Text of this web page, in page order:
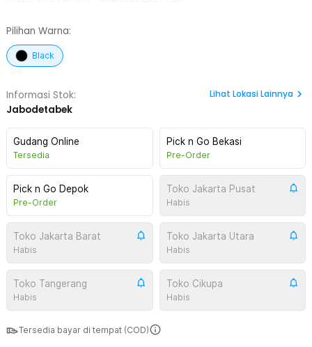
Pilihan Warna:
Black
Informasi Stok:
Jabodetabek
Lihat Lokasi Lainnya
Gudang Online
Tersedia
Pick n Go Bekasi
Pre-Order
Pick n Go Depok
Pre-Order
Toko Jakarta Pusat
Habis
Toko Jakarta Barat
Habis
Toko Jakarta Utara
Habis
Toko Tangerang
Habis
Toko Cikupa
Habis
Tersedia bayar di tempat (COD)